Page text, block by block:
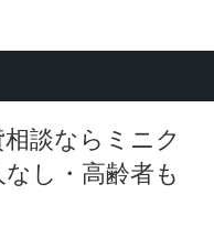
談ならミニク
し・高齢者も